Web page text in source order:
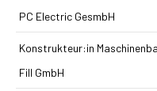
PC Electric GesmbH
Konstrukteur:in
Fill GmbH